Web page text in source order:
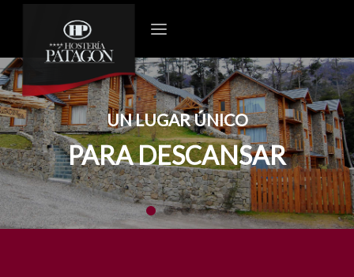
UN LUGAR ÚNICO
PARA DESCANSAR